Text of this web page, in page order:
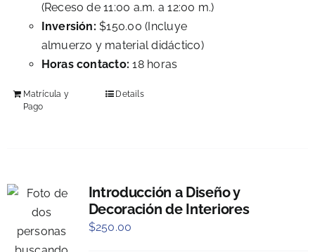
(Receso de 11:00 a.m. a 12:00 m.)
Inversión: $150.00 (Incluye
almuerzo y material didáctico)
Horas contacto: 18 horas
Matrícula y
Pago
Details
Introducción a Diseño y
Decoración de Interiores
$250.00